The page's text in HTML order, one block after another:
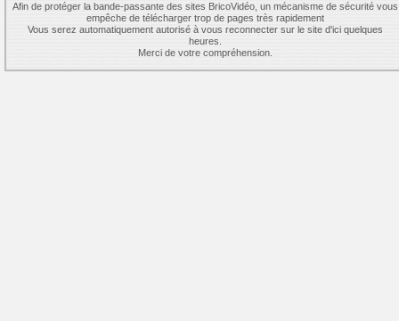
Afin de protéger la bande-passante des sites BricoVidéo, un mécanisme de sécurité vous
empêche de télécharger trop de pages très rapidement
Vous serez automatiquement autorisé à vous reconnecter sur le site d'ici quelques
heures.
Merci de votre compréhension.